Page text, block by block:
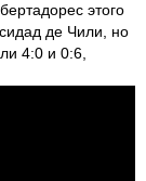
этого
де Чили, но
4:0 и 0:6,